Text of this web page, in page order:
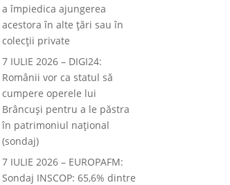
a împiedica ajungerea
acestora în alte ţări sau în
colecţii private
7 IULIE 2026 – DIGI24:
Românii vor ca statul să
cumpere operele lui
Brâncuși pentru a le păstra
în patrimoniul național
(sondaj)
7 IULIE 2026 – EUROPAFM:
Sondaj INSCOP: 65,6% dintre